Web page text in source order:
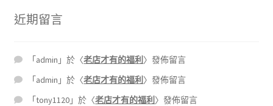
近期留言
「admin 」於〈老店才有的福利 〉發佈留言
「admin 」於〈老店才有的福利 〉發佈留言
「tony1120 」於〈老店才有的福利 〉發佈留言